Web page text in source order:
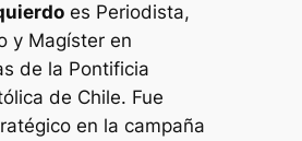
es Periodista,
y Magíster en
de la Pontificia
de Chile. Fue
en la campaña